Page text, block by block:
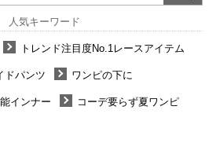
人気キーワード
トレンド注目度No.1レースアイテム
ドパンツ ワンピの下に
インナー コーデ要らず夏ワンピ